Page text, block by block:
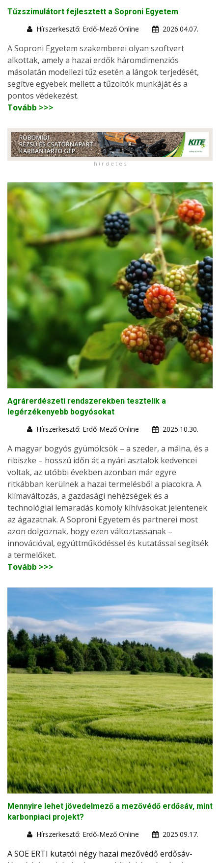
Tűzszimulátort fejlesztett a Soproni Egyetem
Hírszerkesztő: Erdő-Mező Online
2026.04.07.
A Soproni Egyetem szakemberei olyan szoftvert
alkottak, amely a hazai erdők háromdimenziós
másolatán modellezi tűz esetén a lángok terjedését,
segítve egyebek mellett a tűzoltók munkáját és a
pontos védekezést.
Tovább >>>
h i r d e t é s
Agrárerdészeti rendszerekben tesztelik a
legérzékenyebb bogyósokat
Hírszerkesztő: Erdő-Mező Online
2025.10.30.
A magyar bogyós gyümölcsök – a szeder, a málna, és a
ribiszke – hosszú időn át a nyári asztalok kedvencei
voltak, az utóbbi években azonban már egyre
ritkábban kerülnek a hazai termelésből a piacokra. A
klímaváltozás, a gazdasági nehézségek és a
technológiai lemaradás komoly kihívásokat jelentenek
az ágazatnak. A Soproni Egyetem és partnerei most
azon dolgoznak, hogy ezen változtassanak –
innovációval, együttműködéssel és kutatással segítsék
a termelőket.
Tovább >>>
Mennyire lehet jövedelmező a mezővédő erdősáv, mint
karbonpiaci projekt?
Hírszerkesztő: Erdő-Mező Online
2025.09.17.
A SOE ERTI kutatói négy hazai mezővédő erdősáv-